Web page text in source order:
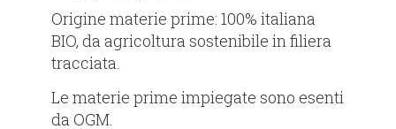
Origine materie prime: 100% italiana
BIO, da agricoltura sostenibile in filiera
tracciata.
​Le materie prime impiegate sono esenti
da OGM.​